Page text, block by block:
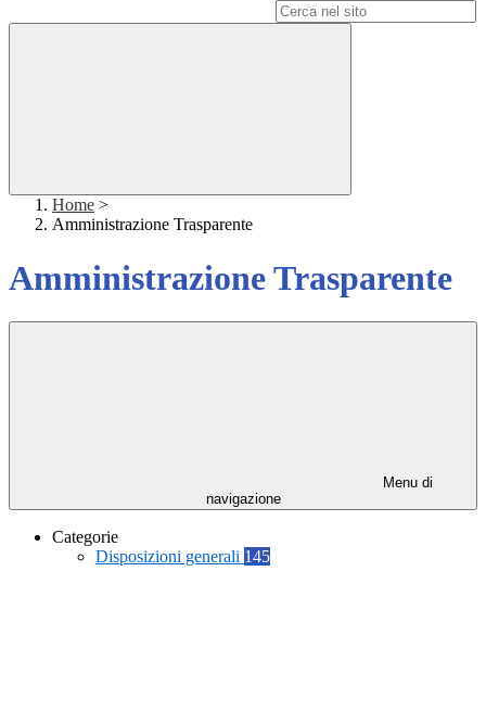
Home >
Amministrazione Trasparente
Amministrazione Trasparente
Menu di
navigazione
Categorie
Disposizioni generali 145